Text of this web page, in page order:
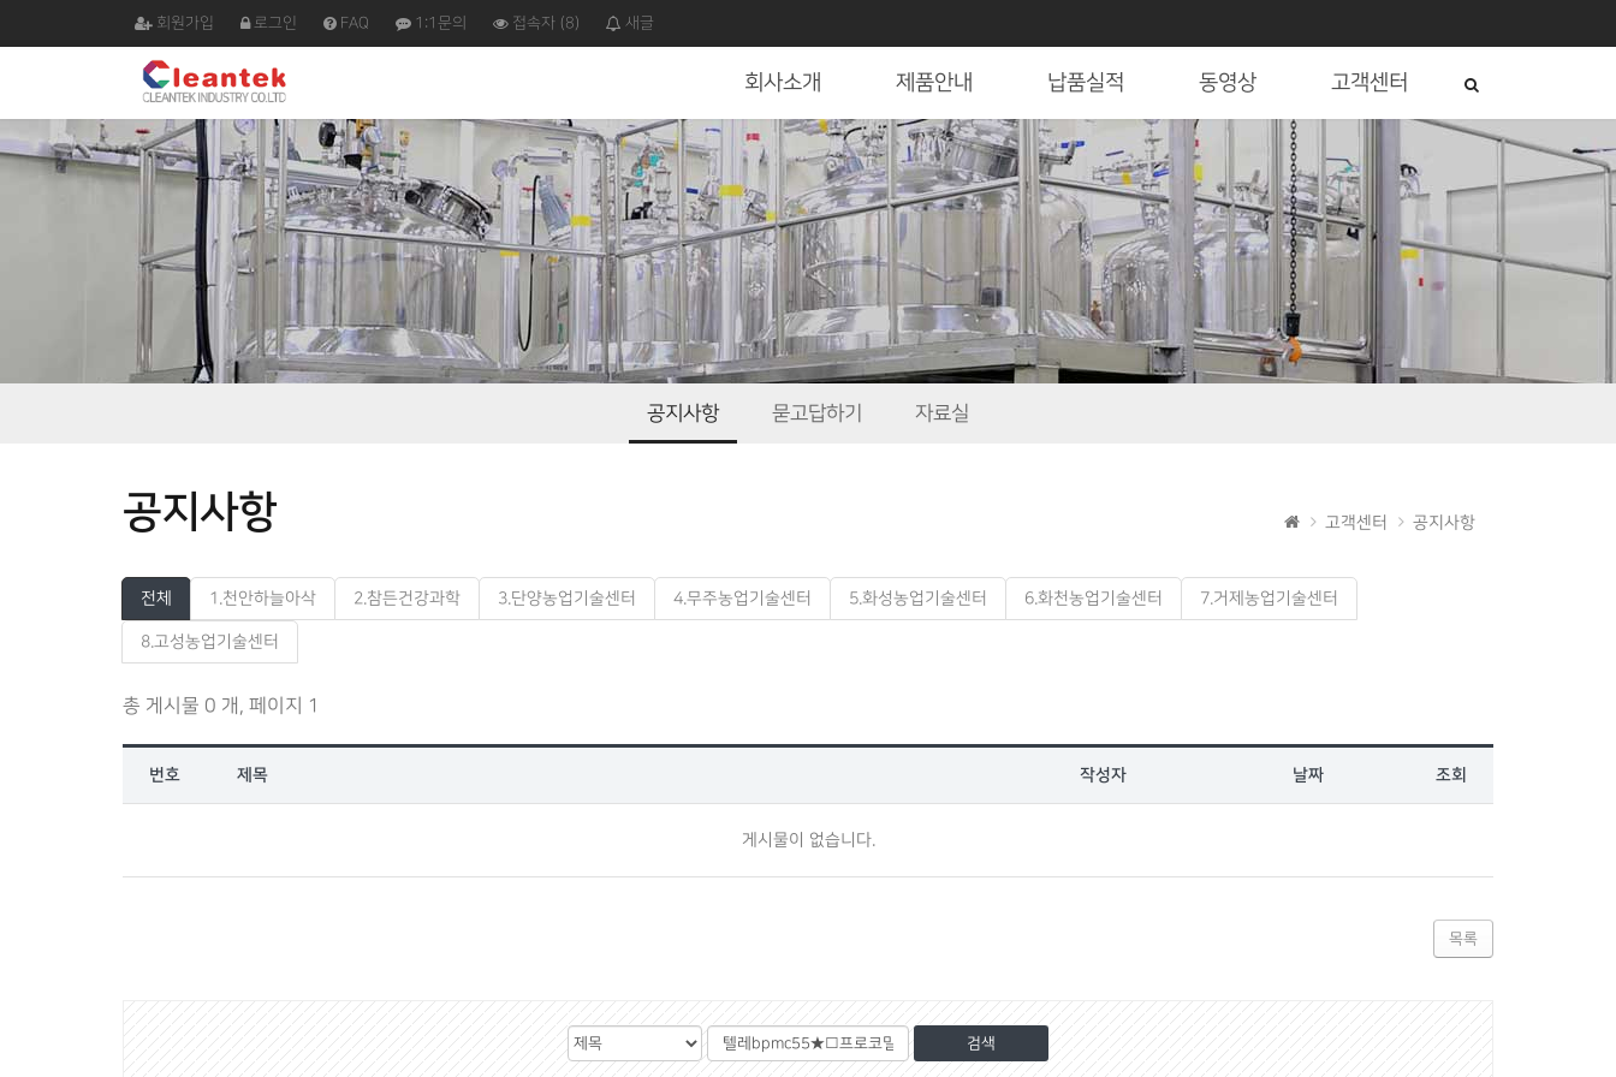
회원가입 로그인 FAQ 1:1문의 접속자 (8) 새글
검
하
회사소개 제품안내 납품실적 동영상 고객센터
공지사항 묻고답하기 자료실
공지사항 고객센터 공지사항
전체 1.천안하늘아삭 2.참든건강과학 3.단양농업기술센터 4.무주농업기술센터 5.화성농업기술센터 6.화천농업기술센터 7.거제농업기술센터
8.고성농업기술센터
총 게시물 0 개, 페이지 1
번호 제목 작성자 날짜 조회
게시물이 없습니다.
목록
검
색
색